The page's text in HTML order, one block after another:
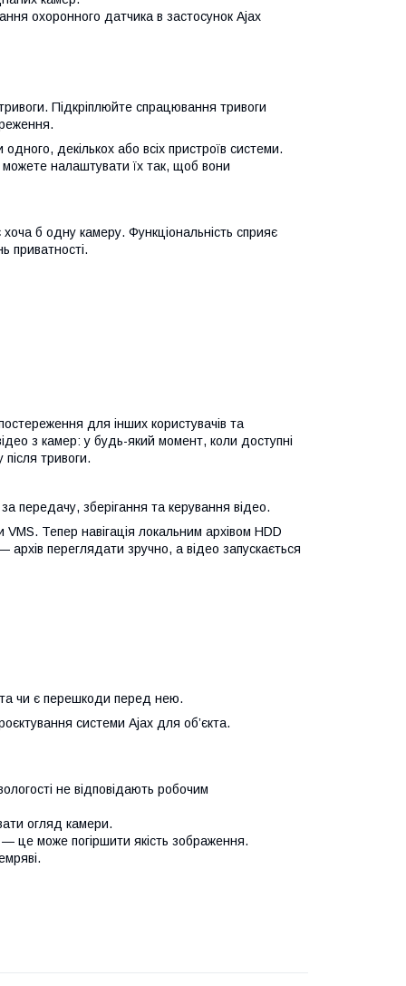
охоронного датчика в застосунок Ajax
Підкріплюйте спрацювання тривоги
декількох або всіх пристроїв системи.
можете налаштувати їх так, щоб вони
б одну камеру. Функціональність сприяє
приватності.
для інших користувачів та
з камер: у будь-який момент, коли доступні
тривоги.
передачу, зберігання та керування відео.
Тепер навігація локальним архівом HDD
переглядати зручно, а відео запускається
чи є перешкоди перед нею.
системи Ajax для об’єкта.
не відповідають робочим
огляд камери.
— це може погіршити якість зображення.